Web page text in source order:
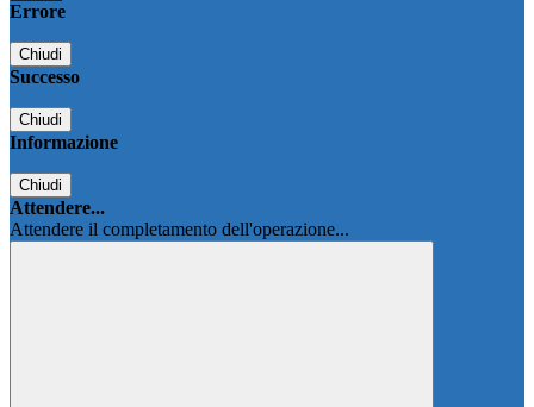
Errore
Chiudi
Successo
Chiudi
Informazione
Chiudi
Attendere...
Attendere il completamento dell'operazione...